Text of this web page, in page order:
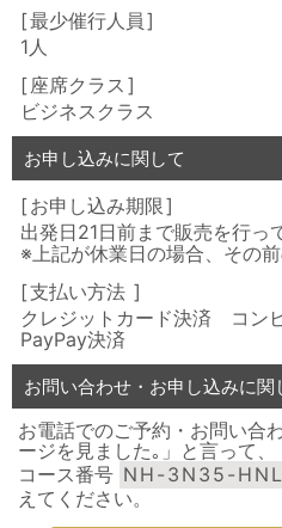
最少催行人員
1人
座席クラス
ビジネスクラス
お申し込みに関して
お申し込み期限
出発日21日前まで販売を行っ
※上記が休業日の場合、その
支払い方法
クレジットカード決済 コ
PayPay決済
お問い合わせ・お申し込みに関
お電話でのご予約・お問い合
ージを見ました｡」と言って、
コース番号 NH-3N35-
えてください。